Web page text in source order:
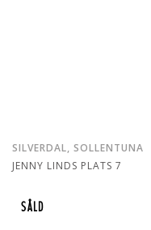
SILVERDAL, SOLLENTUNA
JENNY LINDS PLATS 7
SÅLD